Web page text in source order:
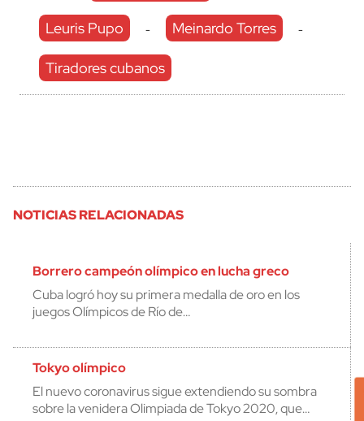
Leuris Pupo - Meinardo Torres -
Tiradores cubanos
NOTICIAS RELACIONADAS
Borrero campeón olímpico en lucha greco
Cuba logró hoy su primera medalla de oro en los
juegos Olímpicos de Río de…
Tokyo olímpico
El nuevo coronavirus sigue extendiendo su sombra
sobre la venidera Olimpiada de Tokyo 2020, que…